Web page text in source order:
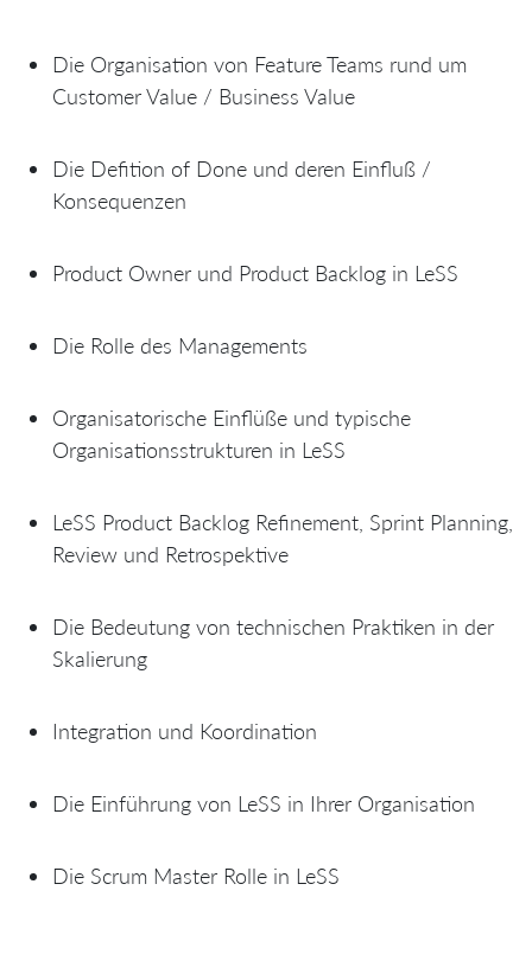
Die Organisation von Feature Teams rund um
Customer Value / Business Value
Die Defition of Done und deren Einfluß /
Konsequenzen
Product Owner und Product Backlog in LeSS
Die Rolle des Managements
Organisatorische Einflüße und typische
Organisationsstrukturen in LeSS
LeSS Product Backlog Refinement, Sprint Planning,
Review und Retrospektive
Die Bedeutung von technischen Praktiken in der
Skalierung
Integration und Koordination
Die Einführung von LeSS in Ihrer Organisation
Die Scrum Master Rolle in LeSS